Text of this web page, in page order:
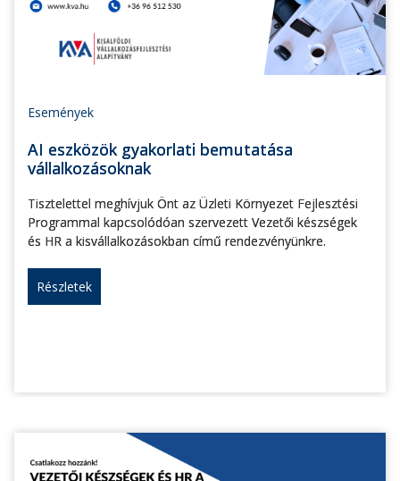
Események
AI eszközök gyakorlati bemutatása
vállalkozásoknak
Tisztelettel meghívjuk Önt az Üzleti Környezet Fejlesztési
Programmal kapcsolódóan szervezett Vezetői készségek
és HR a kisvállalkozásokban című rendezvényünkre.
Részletek